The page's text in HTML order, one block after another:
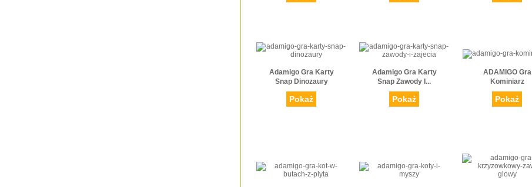
Adamigo Gra Karty
Snap Dinozaury
Pokaż
Adamigo Gra Karty
Snap Zawody I...
Pokaż
ADAMIGO Gra
Kominiarz
Pokaż